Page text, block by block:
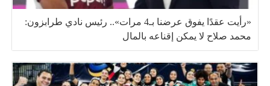
«رأيت عقدًا يفوق عرضنا بـ4 مرات».. رئيس نادي طرابزون:
محمد صلاح لا يمكن إقناعه بالمال